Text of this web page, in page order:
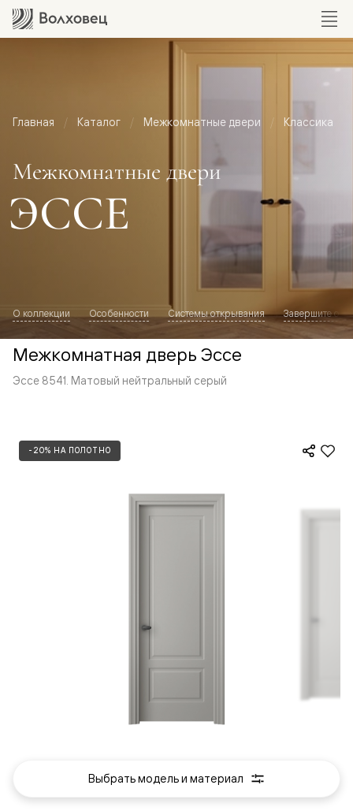
Главная Каталог Межкомнатные двери Классика
Межкомнатные двери
ЭССЕ
О коллекции Особенности Системы открывания Завершите
Межкомнатная дверь Эссе
Эссе 8541. Матовый нейтральный серый
-20% НА ПОЛОТНО
Выбрать модель и материал